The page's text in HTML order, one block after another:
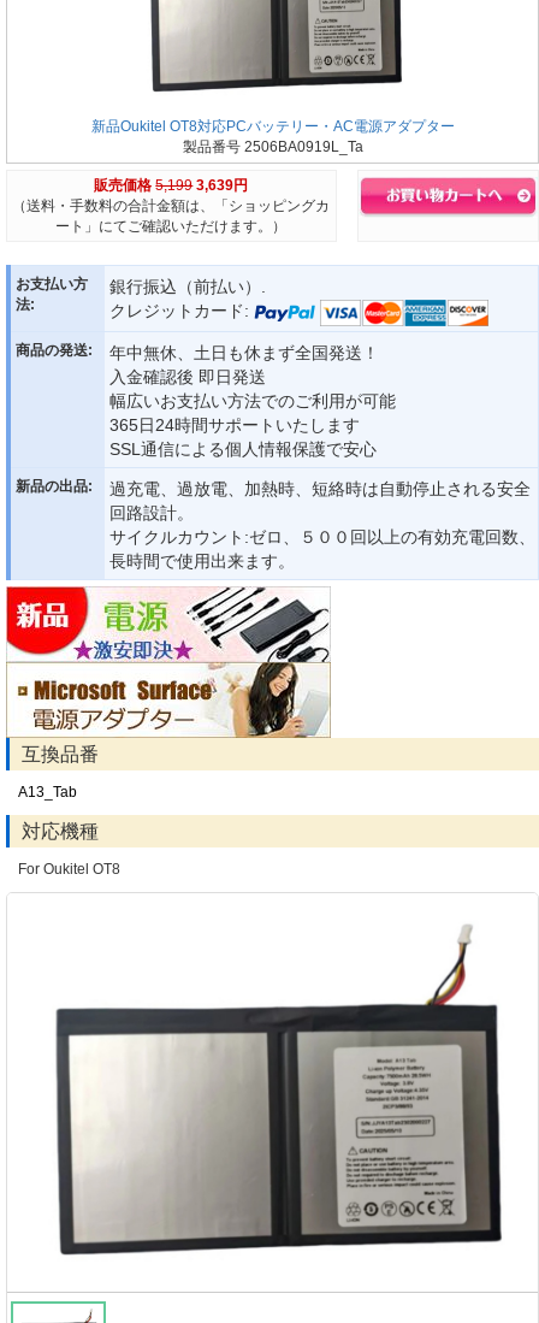
新品Oukitel OT8対応PCバッテリー・AC電源アダプター
製品番号 2506BA0919L_Ta
販売価格 5,199 3,639円
（送料・手数料の合計金額は、「ショッピングカ
ート」にてご確認いただけます。）
お支払い方
法:
銀行振込（前払い）.
クレジットカード:
商品の発送:
年中無休、土日も休まず全国発送！
入金確認後 即日発送
幅広いお支払い方法でのご利用が可能
365日24時間サポートいたします
SSL通信による個人情報保護で安心
新品の出品:
過充電、過放電、加熱時、短絡時は自動停止される安全
回路設計。
サイクルカウント:ゼロ、５００回以上の有効充電回数、
長時間で使用出来ます。
互換品番
A13_Tab
対応機種
For Oukitel OT8